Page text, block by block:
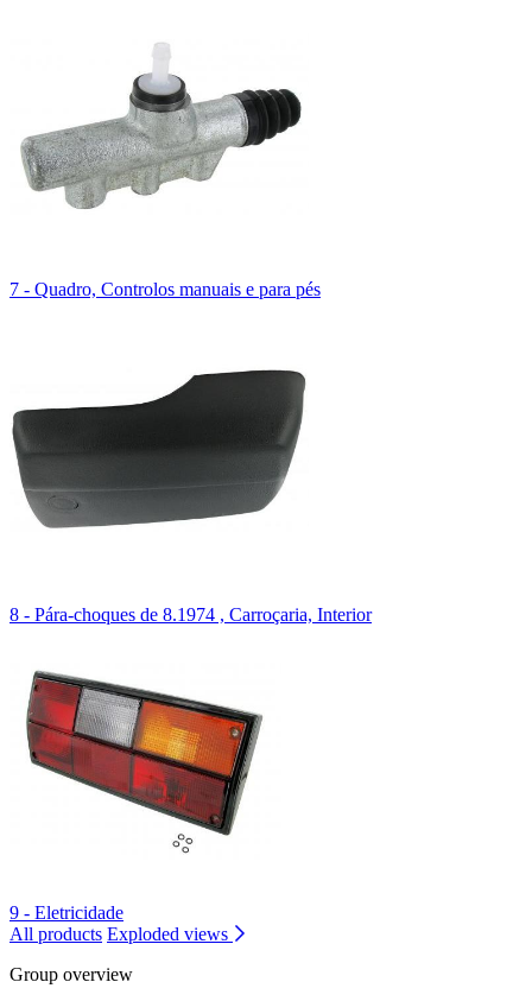
7 - Quadro, Controlos manuais e para pés
8 - Pára-choques de 8.1974 , Carroçaria, Interior
9 - Eletricidade
All products Exploded views
Group overview